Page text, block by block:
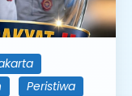
Peristiwa